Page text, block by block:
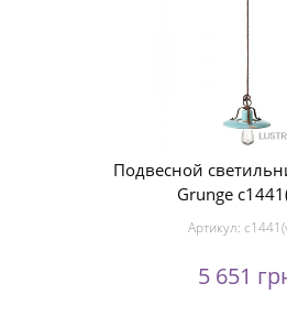
Подвесной
Grunge
Артикул:
5 651